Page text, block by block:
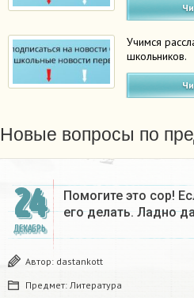
Учимся
школьников.
Новые вопросы по
24
ДЕКАБРЬ
Помогите это сор!
его делать. Ладно
Автор: dastankott
Предмет: Литература